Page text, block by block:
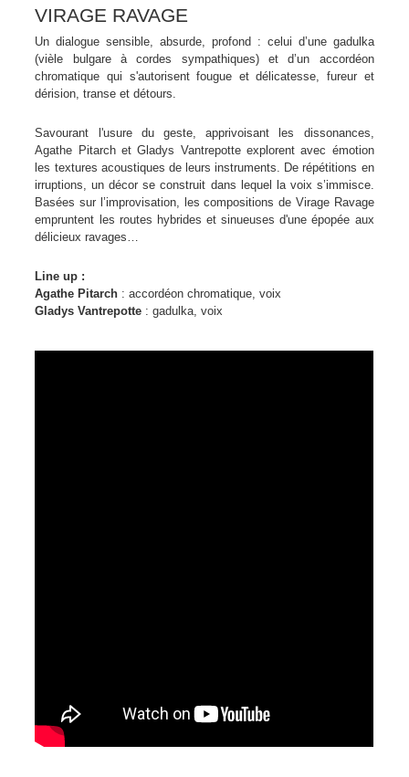
VIRAGE RAVAGE
Un dialogue sensible, absurde, profond : celui d’une gadulka
(vièle bulgare à cordes sympathiques) et d’un accordéon
chromatique qui s'autorisent fougue et délicatesse, fureur et
dérision, transe et détours.
Savourant l'usure du geste, apprivoisant les dissonances,
Agathe Pitarch et Gladys Vantrepotte explorent avec émotion
les textures acoustiques de leurs instruments. De répétitions en
irruptions, un décor se construit dans lequel la voix s’immisce.
Basées sur l’improvisation, les compositions de Virage Ravage
empruntent les routes hybrides et sinueuses d'une épopée aux
délicieux ravages…
Line up :
Agathe Pitarch : accordéon chromatique, voix
Gladys Vantrepotte : gadulka, voix